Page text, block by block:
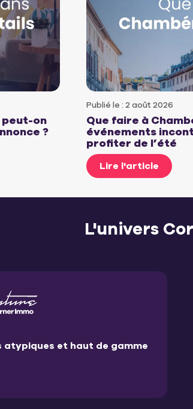
on
?
Publié le : 2 août 2026
Que faire à
événements
profiter de l’été
Lire l'article
L'univers
atypiques et haut de gamme